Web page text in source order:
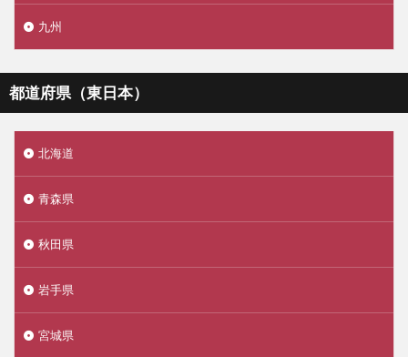
九州
都道府県（東日本）
北海道
青森県
秋田県
岩手県
宮城県